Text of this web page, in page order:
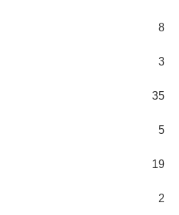
8
3
35
5
19
2